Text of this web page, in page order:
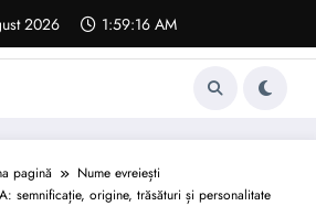
2026 1:59:17 AM
pagină
Nume evreiești
semnificație, origine, trăsături și personalitate